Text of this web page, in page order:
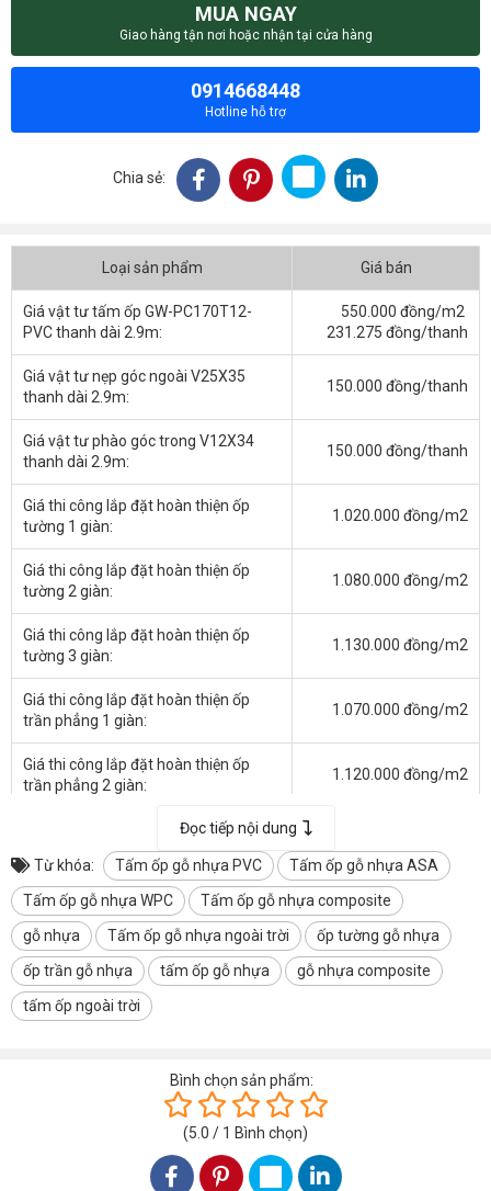
MUA NGAY
Giao hàng tận nơi hoặc nhận tại cửa hàng
0914668448
Hotline hỗ trợ
Chia sẻ:
Loại sản phẩm Giá bán
Giá vật tư tấm ốp GW-PC170T12-
PVC thanh dài 2.9m:
550.000 đồng/m2
231.275 đồng/thanh
Giá vật tư nẹp góc ngoài V25X35
thanh dài 2.9m:
150.000 đồng/thanh
Giá vật tư phào góc trong V12X34
thanh dài 2.9m:
150.000 đồng/thanh
Giá thi công lắp đặt hoàn thiện ốp
tường 1 giàn:
1.020.000 đồng/m2
Giá thi công lắp đặt hoàn thiện ốp
tường 2 giàn:
1.080.000 đồng/m2
Giá thi công lắp đặt hoàn thiện ốp
tường 3 giàn:
1.130.000 đồng/m2
Giá thi công lắp đặt hoàn thiện ốp
trần phẳng 1 giàn:
1.070.000 đồng/m2
Giá thi công lắp đặt hoàn thiện ốp
trần phẳng 2 giàn:
1.120.000 đồng/m2
Giá thi công lắp đặt hoàn thiện ốp
trần phẳng 3 giàn:
Giá thi công lắp đặt hoàn thiện ốp
trần phẳng giựt cấp 1 giàn:
1.120.000 đồng/m2
Giá thi công lắp đặt hoàn thiện ốp
trần phẳng giựt cấp 2 giàn:
1.180.000 đồng/m2
Giá thi công lắp đặt hoàn thiện ốp
Giá hoàn thiện nẹp góc:
(Giá trên chưa bao gồm thuế VAT)
Đọc tiếp nội dung
Từ khóa: Tấm ốp gỗ nhựa PVC
Tấm ốp gỗ nhựa ASA
Tấm ốp gỗ nhựa WPC
Tấm ốp gỗ nhựa composite
gỗ nhựa
Tấm ốp gỗ nhựa ngoài trời
ốp tường gỗ nhựa
ốp trần gỗ nhựa
tấm ốp gỗ nhựa
gỗ nhựa composite
tấm ốp ngoài trời
Bình chọn sản phẩm:
(5.0 / 1 Bình chọn)